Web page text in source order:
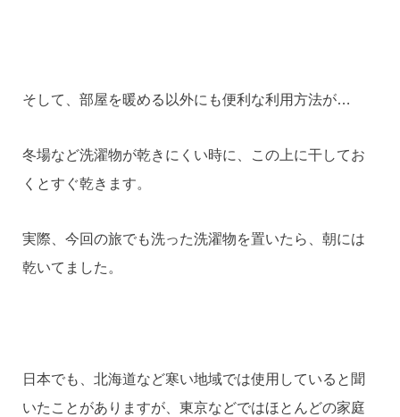
そして、部屋を暖める以外にも便利な利用方法が…
冬場など洗濯物が乾きにくい時に、この上に干してお
くとすぐ乾きます。
実際、今回の旅でも洗った洗濯物を置いたら、朝には
乾いてました。
日本でも、北海道など寒い地域では使用していると聞
いたことがありますが、東京などではほとんどの家庭